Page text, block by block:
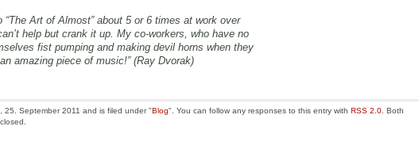
“The Art of Almost” about 5 or 6 times at work over
help but crank it up. My co-workers, who have no
fist pumping and making devil horns when they
amazing piece of music!” (Ray Dvorak)
25. September 2011 and is filed under "Blog". You can follow any responses to this entry with RSS 2.0 . Both